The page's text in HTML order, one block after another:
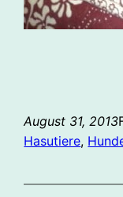
August 31, 2013
Hasutiere,